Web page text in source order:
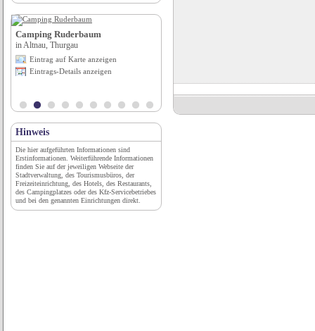
Camping Ruderbaum
in Altnau, Thurgau
Eintrag auf Karte anzeigen
Eintrags-Details anzeigen
Hinweis
Die hier aufgeführten Informationen sind
Erstinformationen. Weiterführende Informationen
finden Sie auf der jeweiligen Webseite der
Stadtverwaltung, des Tourismusbüros, der
Freizeiteinrichtung, des Hotels, des Restaurants,
des Campingplatzes oder des Kfz-Servicebetriebes
und bei den genannten Einrichtungen direkt.